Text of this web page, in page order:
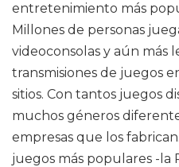
entretenimiento más
Millones de personas
videoconsolas y aún más
transmisiones de juegos
sitios. Con tantos juegos
muchos géneros
empresas que los
juegos más populares -la